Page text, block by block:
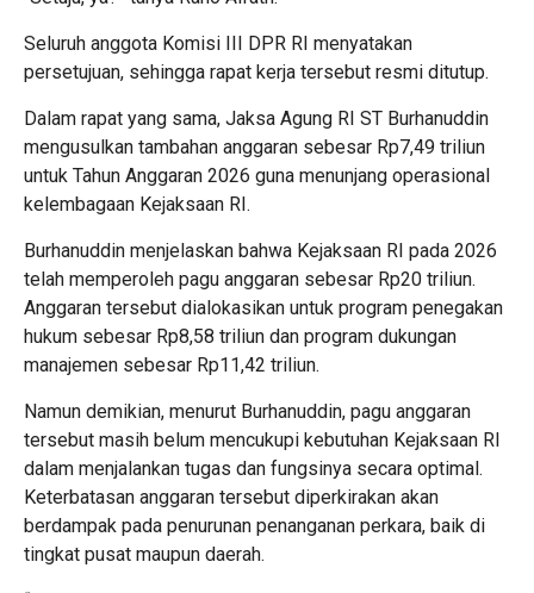
Seluruh anggota Komisi III DPR RI menyatakan
persetujuan, sehingga rapat kerja tersebut resmi ditutup.
Dalam rapat yang sama, Jaksa Agung RI ST Burhanuddin
mengusulkan tambahan anggaran sebesar Rp7,49 triliun
untuk Tahun Anggaran 2026 guna menunjang operasional
kelembagaan Kejaksaan RI.
Burhanuddin menjelaskan bahwa Kejaksaan RI pada 2026
telah memperoleh pagu anggaran sebesar Rp20 triliun.
Anggaran tersebut dialokasikan untuk program penegakan
hukum sebesar Rp8,58 triliun dan program dukungan
manajemen sebesar Rp11,42 triliun.
Namun demikian, menurut Burhanuddin, pagu anggaran
tersebut masih belum mencukupi kebutuhan Kejaksaan RI
dalam menjalankan tugas dan fungsinya secara optimal.
Keterbatasan anggaran tersebut diperkirakan akan
berdampak pada penurunan penanganan perkara, baik di
tingkat pusat maupun daerah.